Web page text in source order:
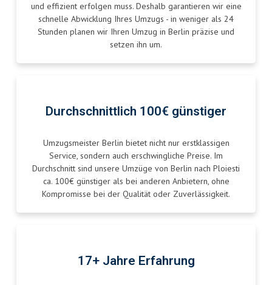
und effizient erfolgen muss. Deshalb garantieren wir eine
schnelle Abwicklung Ihres Umzugs - in weniger als 24
Stunden planen wir Ihren Umzug in Berlin präzise und
setzen ihn um.
Durchschnittlich 100€ günstiger
Umzugsmeister Berlin bietet nicht nur erstklassigen
Service, sondern auch erschwingliche Preise. Im
Durchschnitt sind unsere Umzüge von Berlin nach Ploiesti
ca. 100€ günstiger als bei anderen Anbietern, ohne
Kompromisse bei der Qualität oder Zuverlässigkeit.
17+ Jahre Erfahrung